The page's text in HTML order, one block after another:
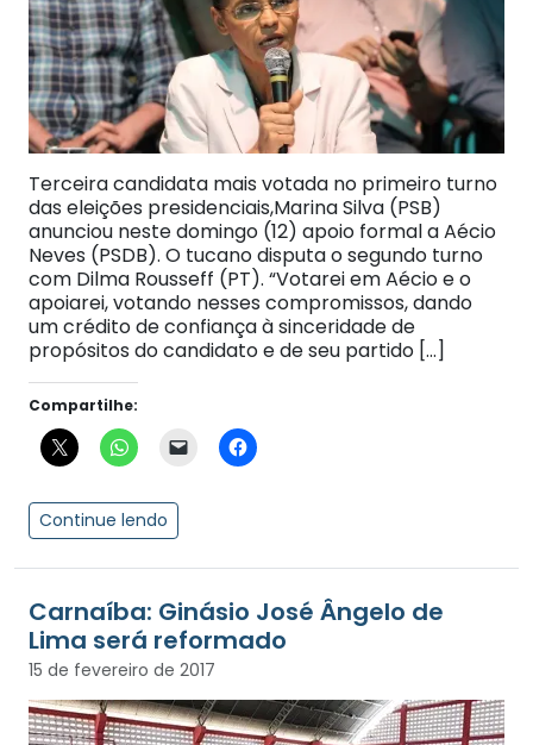
Terceira candidata mais votada no primeiro turno
das eleições presidenciais,Marina Silva (PSB)
anunciou neste domingo (12) apoio formal a Aécio
Neves (PSDB). O tucano disputa o segundo turno
com Dilma Rousseff (PT). “Votarei em Aécio e o
apoiarei, votando nesses compromissos, dando
um crédito de confiança à sinceridade de
propósitos do candidato e de seu partido […]
Compartilhe:
Continue lendo
Carnaíba: Ginásio José Ângelo de
Lima será reformado
15 de fevereiro de 2017